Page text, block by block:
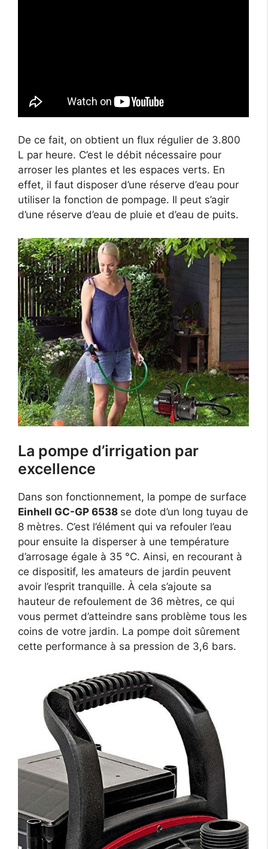
De ce fait, on obtient un flux régulier de 3.800
L par heure. C’est le débit nécessaire pour
arroser les plantes et les espaces verts. En
effet, il faut disposer d’une réserve d’eau pour
utiliser la fonction de pompage. Il peut s’agir
d’une réserve d’eau de pluie et d’eau de puits.
La pompe d’irrigation par
excellence
Dans son fonctionnement, la pompe de surface
Einhell GC-GP 6538 se dote d’un long tuyau de
8 mètres. C’est l’élément qui va refouler l’eau
pour ensuite la disperser à une température
d’arrosage égale à 35 °C. Ainsi, en recourant à
ce dispositif, les amateurs de jardin peuvent
avoir l’esprit tranquille. À cela s’ajoute sa
hauteur de refoulement de 36 mètres, ce qui
vous permet d’atteindre sans problème tous les
coins de votre jardin. La pompe doit sûrement
cette performance à sa pression de 3,6 bars.